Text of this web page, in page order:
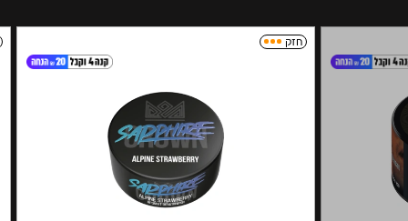
חזק